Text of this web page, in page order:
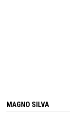
MAGNO SILVA